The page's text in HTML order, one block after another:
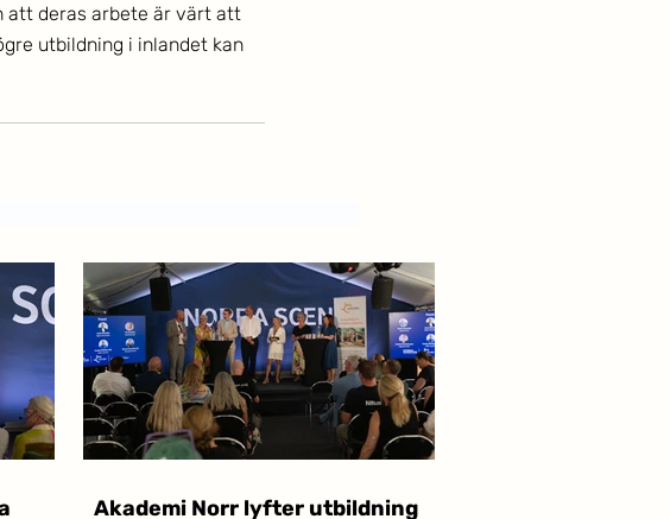
att deras arbete är värt att
utbildning i inlandet kan
Akademi Norr lyfter utbildning